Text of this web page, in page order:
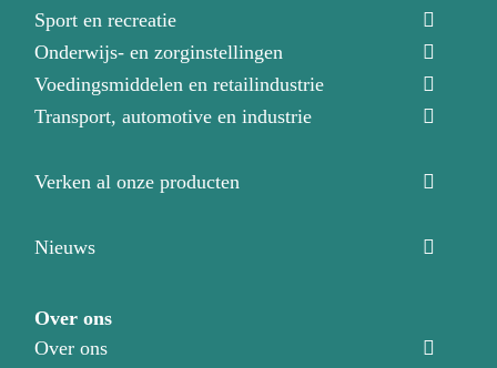
Sport en recreatie
Onderwijs- en zorginstellingen
Voedingsmiddelen en retailindustrie
Transport, automotive en industrie
Verken al onze producten
Nieuws
Over ons
Over ons